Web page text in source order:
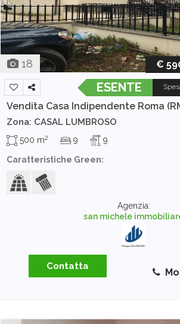
18 €
ESENTE
Vendita Casa Indipendente Roma
Zona: CASAL LUMBROSO
500 m2 9 9
Caratteristiche Green:
Agenzia:
san michele
Contatta